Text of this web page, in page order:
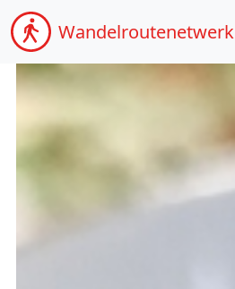
Wandelroutenetwerk